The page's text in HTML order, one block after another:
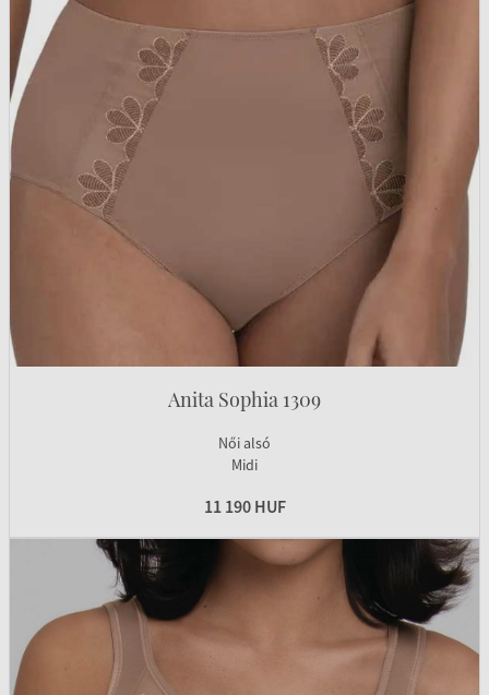
Anita Sophia 1309
Női alsó
Midi
11 190 HUF